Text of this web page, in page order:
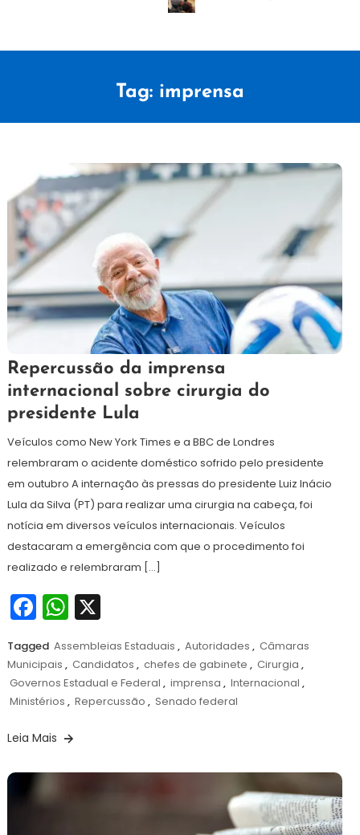
Tag: imprensa
11
dezembro
de
Redação
Repercussão da imprensa
internacional sobre cirurgia do
presidente Lula
Veículos como New York Times e a BBC de Londres
relembraram o acidente doméstico sofrido pelo presidente
em outubro A internação às pressas do presidente Luiz Inácio
Lula da Silva (PT) para realizar uma cirurgia na cabeça, foi
notícia em diversos veículos internacionais. Veículos
destacaram a emergência com que o procedimento foi
realizado e relembraram […]
Facebook
WhatsApp
X
Tagged Assembleias Estaduais , Autoridades , Câmaras
Municipais , Candidatos , chefes de gabinete , Cirurgia ,
Governos Estadual e Federal , imprensa , Internacional ,
Ministérios , Repercussão , Senado federal
Leia Mais